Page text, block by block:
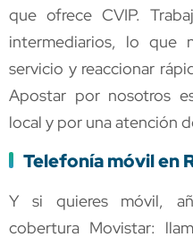
que ofrece CVIP.
intermediarios, lo que
servicio y reaccionar
Apostar por nosotros
local y por una atención
Telefonía móvil en
Y si quieres móvil,
cobertura Movistar: